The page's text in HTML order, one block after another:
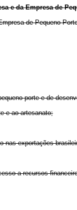
e daEmpresa de
de Pequeno
porte e de
e ao artesanato;
nas exportações
a recursos